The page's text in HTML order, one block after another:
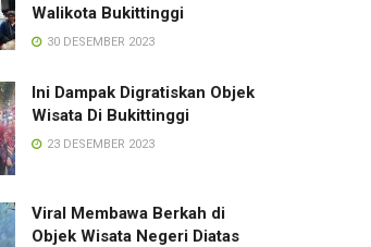
Walikota Bukittinggi
30 DESEMBER 2023
Ini Dampak Digratiskan Objek
Wisata Di Bukittinggi
23 DESEMBER 2023
Viral Membawa Berkah di
Objek Wisata Negeri Diatas